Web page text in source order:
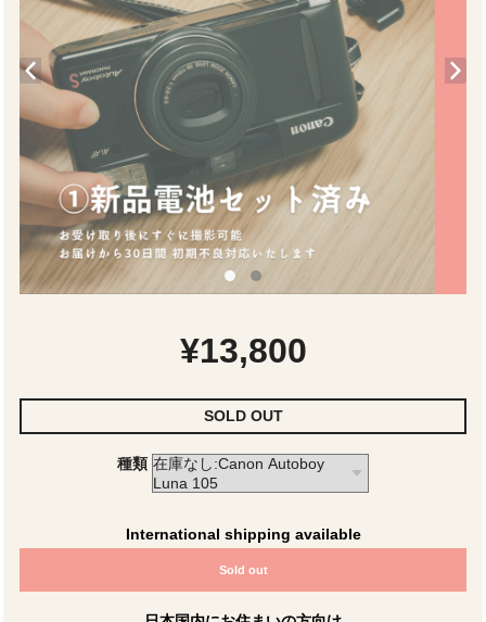
¥13,800
SOLD OUT
種類
International shipping available
Sold out